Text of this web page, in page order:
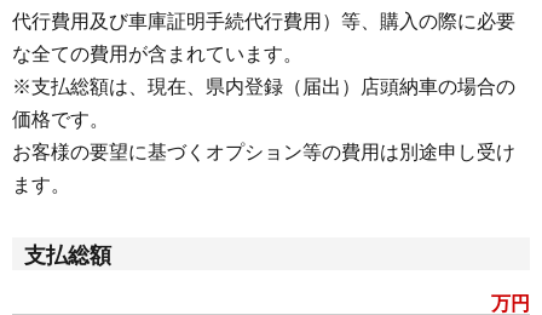
代行費用及び車庫証明手続代行費用）等、購入の際に必要
な全ての費用が含まれています。
※支払総額は、現在、県内登録（届出）店頭納車の場合の
価格です。
お客様の要望に基づくオプション等の費用は別途申し受け
ます。
支払総額
万円